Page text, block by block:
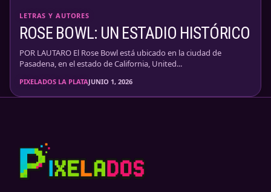
LETRAS Y AUTORES
ROSE BOWL: UN ESTADIO HISTÓRICO
POR LAUTARO El Rose Bowl está ubicado en la ciudad de
Pasadena, en el estado de California, United...
PIXELADOS LA PLATAJUNIO 1, 2026